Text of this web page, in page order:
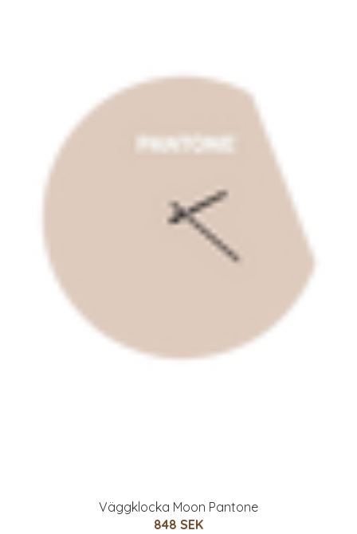
Väggklocka Moon Pantone
848 SEK